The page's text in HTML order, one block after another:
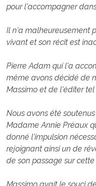
pour l'accompagner
Il n'a malheureusement
vivant et son récit est
Pierre Adam qui l'a
même avons décidé de
Massimo et de l'éditer tel
Nous avons été
Madame Annie Préaux
donné l'impulsion
rejoignant ainsi un de
de son passage sur cette
Massimo avait le souci